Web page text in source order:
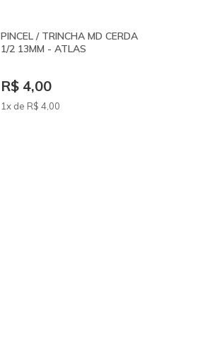
PINCEL / TRINCHA MD CERDA
1/2 13MM - ATLAS
R$ 4,00
1x de R$4 ,00